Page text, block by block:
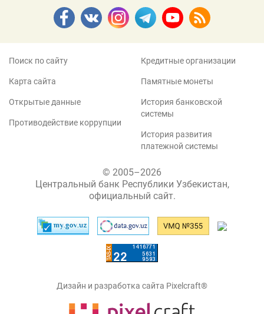
Поиск по сайту
Карта сайта
Открытые данные
Противодействие коррупции
Кредитные организации
Памятные монеты
История банковской
системы
История развития
платежной системы
© 2005–2026
Центральный банк Республики Узбекистан,
официальный сайт.
Дизайн и разработка сайта Pixelcraft®